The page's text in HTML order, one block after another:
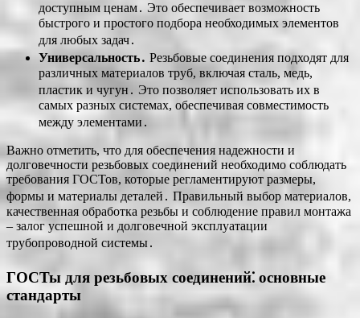
доступным ценам․ Это обеспечивает возможность
быстрого и простого подбора необходимых элементов
для любых задач․
Универсальность․ Резьбовые соединения подходят для
различных материалов труб, включая сталь, медь,
пластик и чугун․ Это позволяет использовать их в
самых разных системах, обеспечивая совместимость
между элементами․
Важно отметить, что для обеспечения надежности и
долговечности резьбовых соединений необходимо соблюдать
требования ГОСТов, которые регламентируют размеры,
формы и материалы деталей․ Правильный выбор материалов,
качественная обработка резьбы и соблюдение правил монтажа
– залог успешной и долговечной эксплуатации
трубопроводной системы․
ГОСТы для резьбовых соединений⁚ основные
стандарты